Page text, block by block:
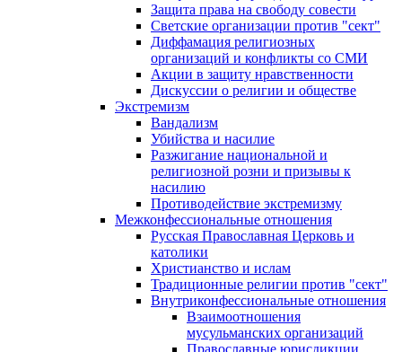
Защита права на свободу совести
Светские организации против "сект"
Диффамация религиозных
организаций и конфликты со СМИ
Акции в защиту нравственности
Дискуссии о религии и обществе
Экстремизм
Вандализм
Убийства и насилие
Разжигание национальной и
религиозной розни и призывы к
насилию
Противодействие экстремизму
Межконфессиональные отношения
Русская Православная Церковь и
католики
Христианство и ислам
Традиционные религии против "сект"
Внутриконфессиональные отношения
Взаимоотношения
мусульманских организаций
Православные юрисдикции